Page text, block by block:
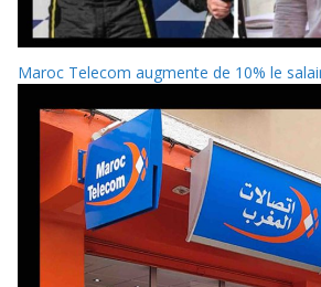
Maroc Telecom augmente de 10% le